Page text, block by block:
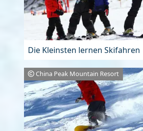
Die Kleinsten lernen Skifahren
China Peak Mountain Resort